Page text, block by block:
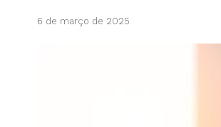
6 de março de 2025